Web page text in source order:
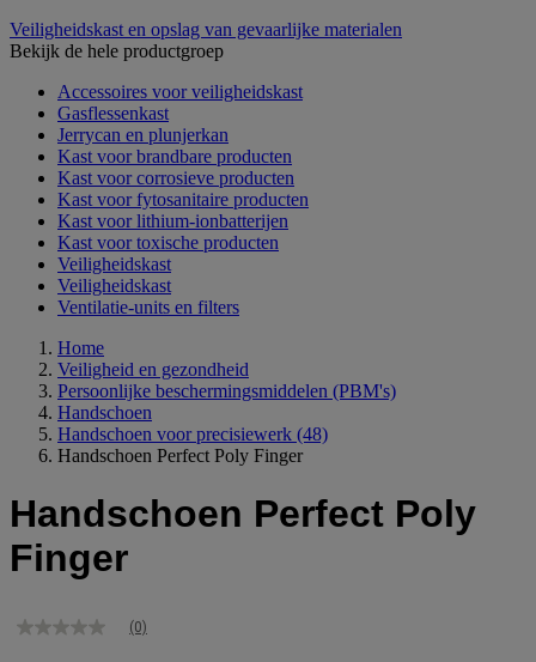
Veiligheidskast en opslag van gevaarlijke materialen
Bekijk de hele productgroep
Accessoires voor veiligheidskast
Gasflessenkast
Jerrycan en plunjerkan
Kast voor brandbare producten
Kast voor corrosieve producten
Kast voor fytosanitaire producten
Kast voor lithium-ionbatterijen
Kast voor toxische producten
Veiligheidskast
Veiligheidskast
Ventilatie-units en filters
Home
Veiligheid en gezondheid
Persoonlijke beschermingsmiddelen (PBM's)
Handschoen
Handschoen voor precisiewerk (48)
Handschoen Perfect Poly Finger
Handschoen Perfect Poly
Finger
Geen
(0)